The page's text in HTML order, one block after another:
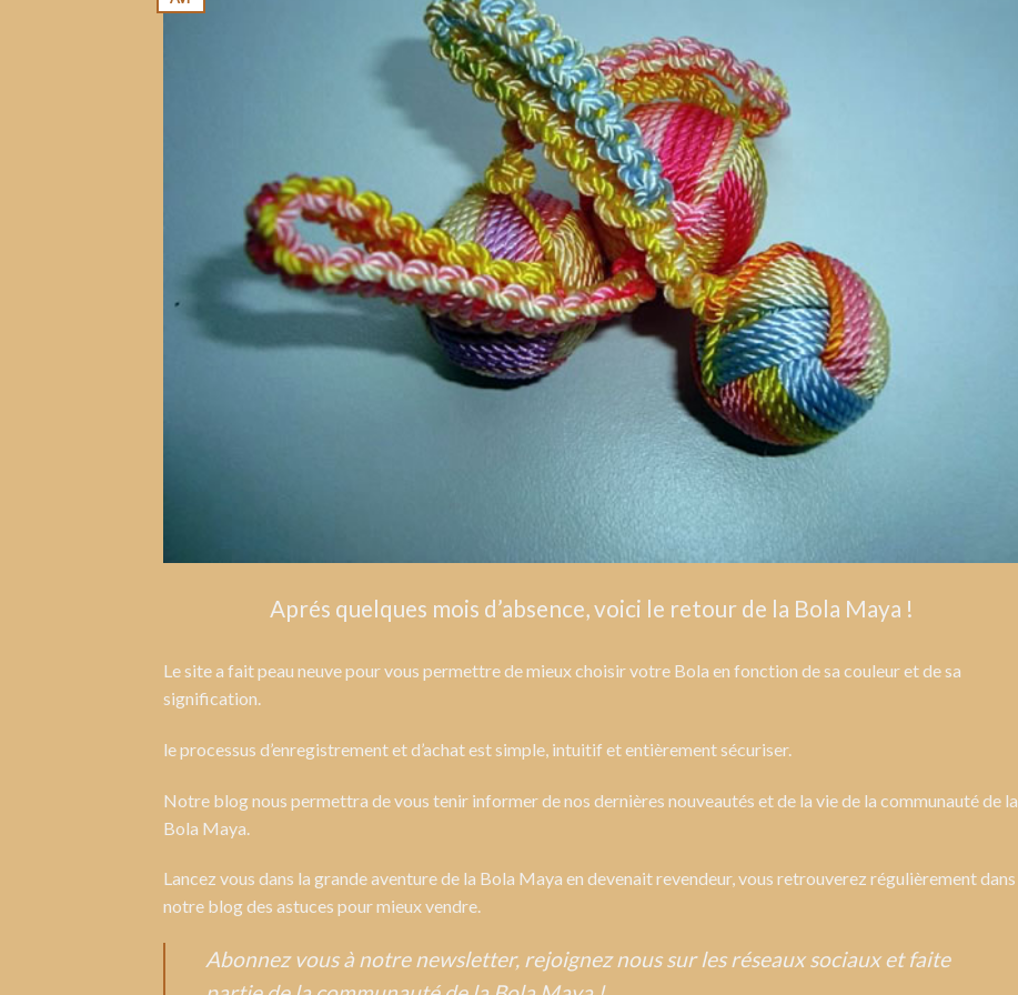
Aprés quelques mois d’absence, voici le retour de la Bola Maya !
Le site a fait peau neuve pour vous permettre de mieux choisir votre Bola en fonction de sa couleur et de sa
signification.
le processus d’enregistrement et d’achat est simple, intuitif et entièrement sécuriser.
Notre blog nous permettra de vous tenir informer de nos dernières nouveautés et de la vie de la communauté de la
Bola Maya.
Lancez vous dans la grande aventure de la Bola Maya en devenait revendeur, vous retrouverez régulièrement dans
notre blog des astuces pour mieux vendre.
Abonnez vous à notre newsletter, rejoignez nous sur les réseaux sociaux et faite